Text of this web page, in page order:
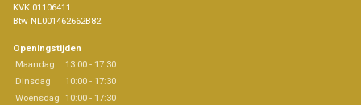
KVK 01106411
Btw NL001462662B82
Openingstijden
Maandag
13.00 - 17.30
Dinsdag
10:00 - 17:30
Woensdag 10:00 - 17:30